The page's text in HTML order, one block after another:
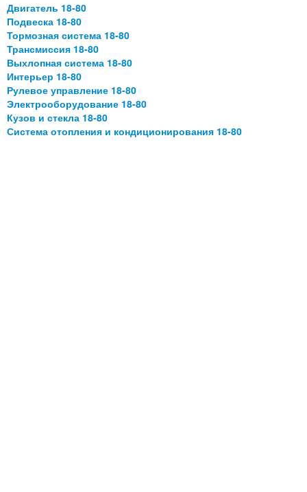
Двигатель 18-80
Подвеска 18-80
Тормозная система 18-80
Трансмиссия 18-80
Выхлопная система 18-80
Интерьер 18-80
Рулевое управление 18-80
Электрооборудование 18-80
Кузов и стекла 18-80
Система отопления и кондиционирования 18-80